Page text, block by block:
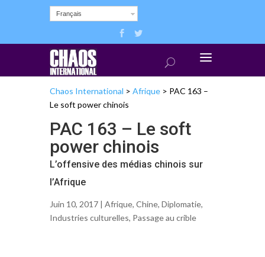
Français
Chaos International > Afrique > PAC 163 –
Le soft power chinois
PAC 163 – Le soft
power chinois
L’offensive des médias chinois sur
l’Afrique
Juin 10, 2017 | Afrique, Chine, Diplomatie,
Industries culturelles, Passage au crible